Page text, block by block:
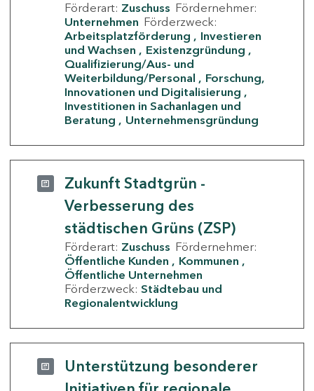
Förderart: Zuschuss Fördernehmer:
Unternehmen Förderzweck:
Arbeitsplatzförderung
Investieren
und Wachsen
Existenzgründung
Qualifizierung/Aus- und
Weiterbildung/Personal
Forschung,
Innovationen und Digitalisierung
Investitionen in Sachanlagen und
Beratung
Unternehmensgründung
Zukunft Stadtgrün -
Verbesserung des
städtischen Grüns (ZSP)
Förderart: Zuschuss Fördernehmer:
Öffentliche Kunden
Kommunen
Öffentliche Unternehmen
Förderzweck: Städtebau und
Regionalentwicklung
Unterstützung besonderer